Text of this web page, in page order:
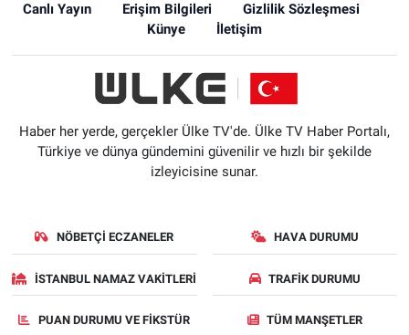
Canlı Yayın Erişim Bilgileri
Gizlilik Sözleşmesi
Künye
İletişim
Haber her yerde, gerçekler Ülke TV'de. Ülke TV Haber Portalı,
Türkiye ve dünya gündemini güvenilir ve hızlı bir şekilde
izleyicisine sunar.
NÖBETÇI ECZANELER HAVA DURUMU
İSTANBUL NAMAZ VAKITLERI TRAFIK DURUMU
PUAN DURUMU VE FIKSTÜR TÜM MANŞETLER